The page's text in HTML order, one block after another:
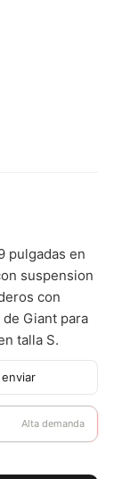
pulgadas en
suspension
con
Giant para
talla S.
Alta demanda